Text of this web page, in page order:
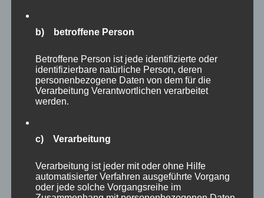
begrüßen. Der Tag bot eine schöne Gelegenheit,
Danke zu sagen, Einblicke in unsere Vereinsarbeit
zu geben und gemeinsam einen sportlichen
Vormittag auf dem Sportplatz zu verbringen.
Neben vielen guten Gesprächen und dem
Austausch mit unseren Sponsoren stand natürlich
b) betroffene Person
Betroffene Person ist jede identifizierte oder
identifizierbare natürliche Person, deren
personenbezogene Daten von dem für die
Verarbeitung Verantwortlichen verarbeitet
werden.
c) Verarbeitung
Verarbeitung ist jeder mit oder ohne Hilfe
automatisierter Verfahren ausgeführte Vorgang
oder jede solche Vorgangsreihe im